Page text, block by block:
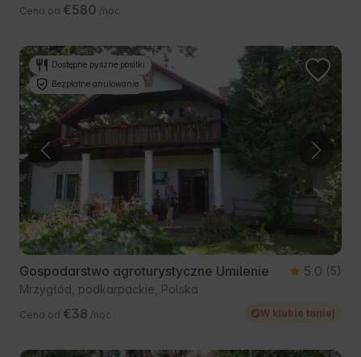
Cena od €580 /noc
Dostępne pyszne posiłki
Bezpłatne anulowanie
Gospodarstwo agroturystyczne Umilenie 5.0 (5)
Mrzygłód, podkarpackie, Polska
Cena od €38 /noc W klubie taniej